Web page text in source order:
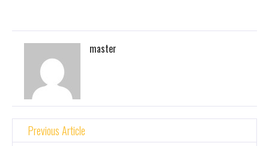
master
Previous Article